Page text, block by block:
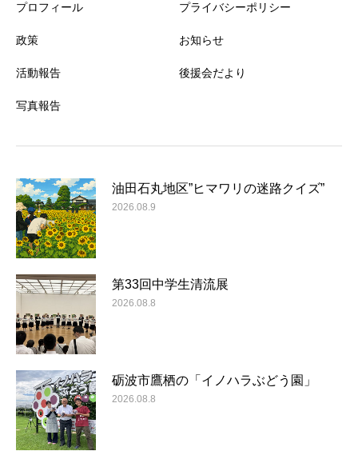
プロフィール
政策
活動報告
写真報告
プライバシーポリシー
お知らせ
後援会だより
油田石丸地区”ヒマワリの迷路クイズ”
2026.08.9
第33回中学生清流展
2026.08.8
砺波市鷹栖の「イノハラぶどう園」
2026.08.8